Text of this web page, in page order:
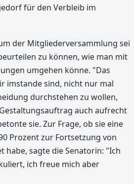
für den Verbleib im
der Mitgliederversammlung sei
zu können, wie man mit
umgehen könne. "Das
imstande sind, nicht nur mal
durchstehen zu wollen,
auch aufrecht
sie. Zur Frage, ob sie eine
Prozent zur Fortsetzung von
habe, sagte die Senatorin: "Ich
ich freue mich aber